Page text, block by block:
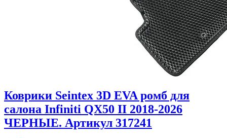
Коврики Seintex 3D EVA ромб для
салона Infiniti QX50 II 2018-2026
ЧЕРНЫЕ. Артикул 317241